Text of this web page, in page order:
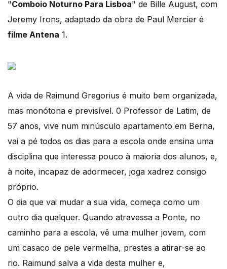
"Comboio Noturno Para Lisboa" de Bille August, com
Jeremy Irons, adaptado da obra de Paul Mercier é
filme Antena 1.
A vida de Raimund Gregorius é muito bem organizada,
mas monótona e previsível. 0 Professor de Latim, de
57 anos, vive num minúsculo apartamento em Berna,
vai a pé todos os dias para a escola onde ensina uma
disciplina que interessa pouco à maioria dos alunos, e,
à noite, incapaz de adormecer, joga xadrez consigo
próprio.
O dia que vai mudar a sua vida, começa como um
outro dia qualquer. Quando atravessa a Ponte, no
caminho para a escola, vê uma mulher jovem, com
um casaco de pele vermelha, prestes a atirar-se ao
rio. Raimund salva a vida desta mulher e,